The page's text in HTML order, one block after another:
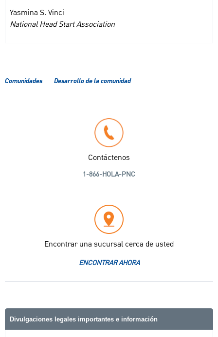
Yasmina S. Vinci
National Head Start Association
Comunidades Desarrollo de la comunidad
Contáctenos
1-866-HOLA-PNC
Encontrar una sucursal cerca de usted
ENCONTRAR AHORA
Divulgaciones legales importantes e información